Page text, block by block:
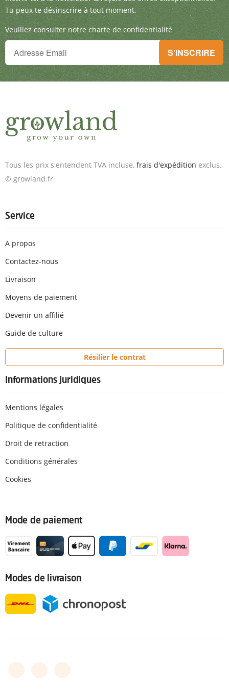
Tu peux te désinscrire à tout moment.
Veuillez consulter notre charte de confidentialité
Tu ne peux plus rien manquer !
Inscris-toi à la newsletter & reçois des offres exceptionnelles.
S'INSCRIRE
Tous les prix s'entendent TVA incluse, frais d'expédition exclus.
© growland.fr
Service
A propos
Contactez-nous
Livraison
Moyens de paiement
Devenir un affilié
Guide de culture
Résilier le contrat
Informations juridiques
Mentions légales
Politique de confidentialité
Droit de retraction
Conditions générales
Cookies
Mode de paiement
Modes de livraison